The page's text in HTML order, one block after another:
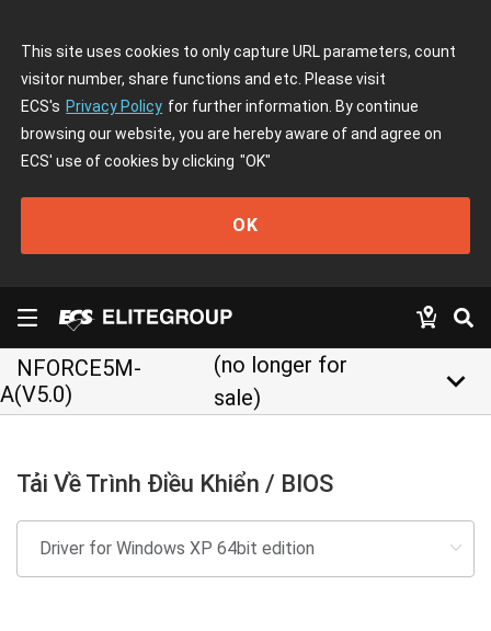
This site uses cookies to only capture URL parameters, count
visitor number, share functions and etc. Please visit
ECS's Privacy Policy for further information. By continue
browsing our website, you are hereby aware of and agree on
ECS' use of cookies by clicking "OK"
OK
NFORCE5M-
A(V5.0)
(no longer for
sale)
keyboard_arrow_down
Tải Về Trình Điều Khiển / BIOS